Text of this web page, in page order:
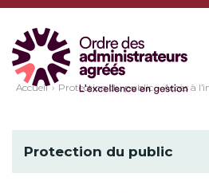
Accueil Protection du public Accès à
Protection du public